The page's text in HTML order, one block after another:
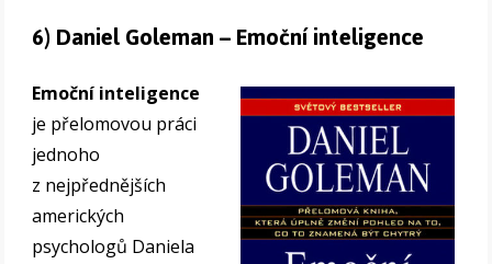
6) Daniel Goleman – Emoční inteligence
Emoční inteligence
je přelomovou práci
jednoho
z nejpřednějších
amerických
psychologů Daniela